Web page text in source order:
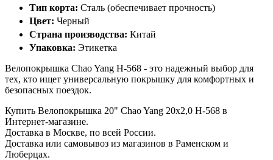
Тип корта: Сталь (обеспечивает прочность)
Цвет: Черный
Страна производства: Китай
Упаковка: Этикетка
Велопокрышка Chao Yang H-568 - это надежный выбор для
тех, кто ищет универсальную покрышку для комфортных и
безопасных поездок.
Купить Велопокрышка 20" Chao Yang 20х2,0 H-568 в
Интернет-магазине.
Доставка в Москве, по всей России.
Доставка или самовывоз из магазинов в Раменском и
Люберцах.